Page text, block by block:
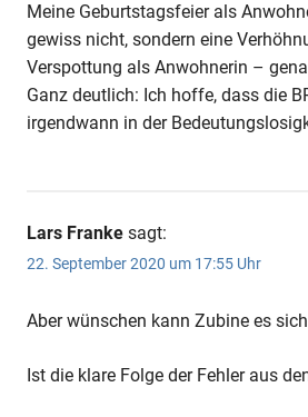
Meine Geburtstagsfeier als
gewiss nicht, sondern eine
Verspottung als Anwohnerin –
Ganz deutlich: Ich hoffe, dass die
irgendwann in der
Lars Franke sagt:
22. September 2020 um 17:55 Uhr
Aber wünschen kann Zubine es
Ist die klare Folge der Fehler aus